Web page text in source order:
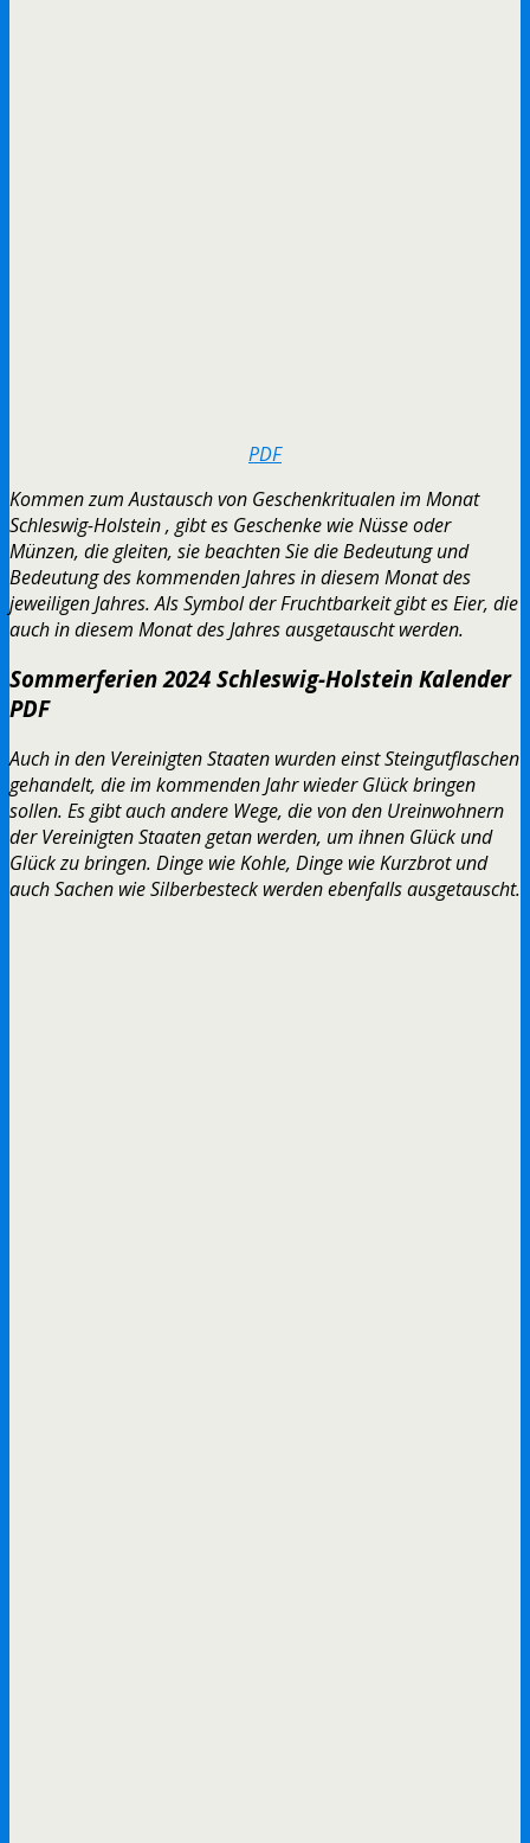
PDF
Kommen zum Austausch von Geschenkritualen im Monat
Schleswig-Holstein , gibt es Geschenke wie Nüsse oder
Münzen, die gleiten, sie beachten Sie die Bedeutung und
Bedeutung des kommenden Jahres in diesem Monat des
jeweiligen Jahres. Als Symbol der Fruchtbarkeit gibt es Eier, die
auch in diesem Monat des Jahres ausgetauscht werden.
Sommerferien 2024 Schleswig-Holstein Kalender
PDF
Auch in den Vereinigten Staaten wurden einst Steingutflaschen
gehandelt, die im kommenden Jahr wieder Glück bringen
sollen. Es gibt auch andere Wege, die von den Ureinwohnern
der Vereinigten Staaten getan werden, um ihnen Glück und
Glück zu bringen. Dinge wie Kohle, Dinge wie Kurzbrot und
auch Sachen wie Silberbesteck werden ebenfalls ausgetauscht.